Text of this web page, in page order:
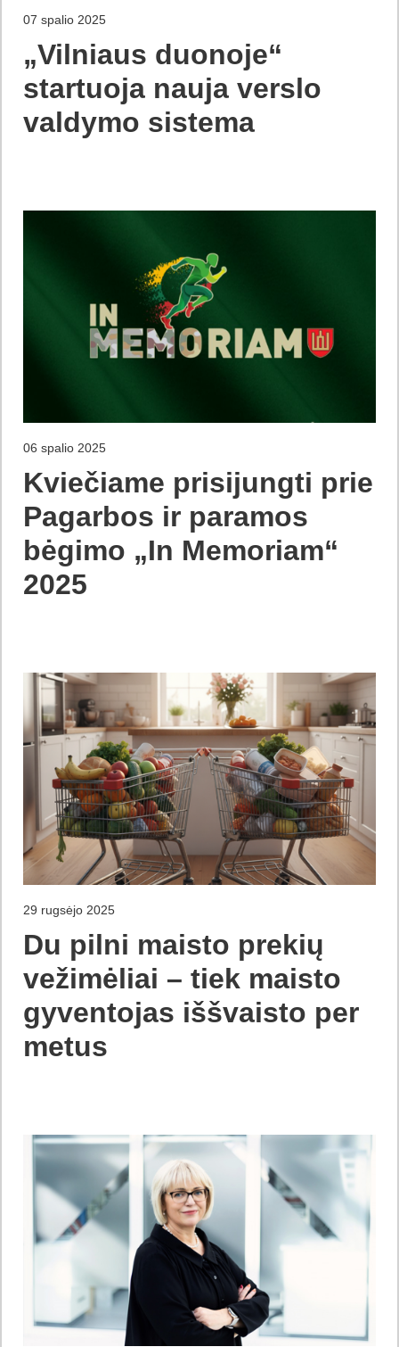
07 spalio 2025
„Vilniaus duonoje“
startuoja nauja verslo
valdymo sistema
06 spalio 2025
Kviečiame prisijungti prie
Pagarbos ir paramos
bėgimo „In Memoriam“
2025
29 rugsėjo 2025
Du pilni maisto prekių
vežimėliai – tiek maisto
gyventojas iššvaisto per
metus